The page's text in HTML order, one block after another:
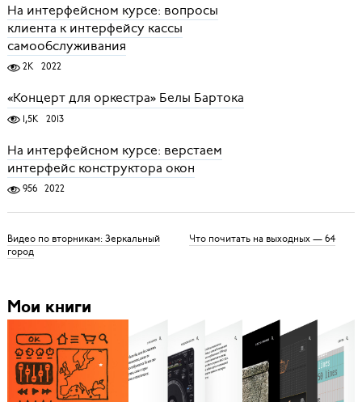
На интерфейсном курсе: вопросы
клиента к интерфейсу кассы
самообслуживания
2K 2022
«Концерт для оркестра» Белы Бартока
1,5K 2013
На интерфейсном курсе: верстаем
интерфейс конструктора окон
956 2022
Видео по вторникам: Зеркальный
город
Что почитать на выходных — 64
Мои книги